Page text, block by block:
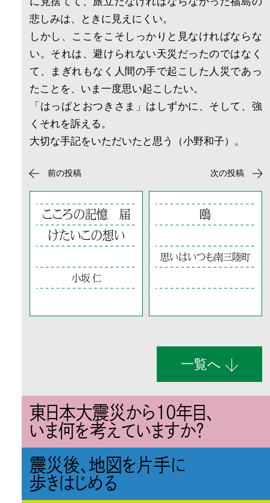
悲しみは、ときに見えにくい。
しかし、ここをこそしっかりと見なければならな
い。それは、避けられない天災だったのではなく
て、まぎれもなく人間の手で起こした人災であっ
たことを、いま一度思い起こしたい。
「はっぱとおつきさま」はしずかに、そして、強
くそれを訴える。
大切な手記をいただいたと思う（小野和子）。
前の投稿
こころの記憶 届
けたいこの想い
小坂 仁
次の投稿
鴎
思いはいつも南三陸町
一覧へ
東日本大震災から10年目、
いま何を考えていますか？
震災後、地図を片手に
歩きはじめる